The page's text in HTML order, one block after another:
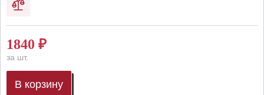
1840 ₽
за шт.
В корзину